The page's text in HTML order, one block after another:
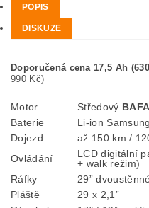
POPIS
DISKUZE
Doporučená cena 17,5 Ah
990 Kč)
Motor Středový
Baterie
Li-ion
Dojezd
až 150 km /
Ovládání
LCD digitální
+ walk režim)
Ráfky
29” dvoustěnné
Pláště
29 x 2,1”